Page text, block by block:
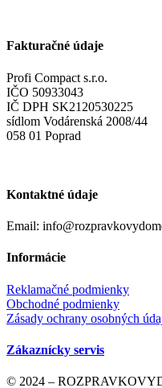
Fakturačné údaje
Profi Compact s.r.o.
IČO 50933043
IČ DPH SK2120530225
sídlom Vodárenská 2008/44
058 01 Poprad
Kontaktné údaje
Email:
Informácie
Reklamačné podmienky
Obchodné podmienky
Zásady ochrany osobných
Zákaznícky servis
© 2024 –